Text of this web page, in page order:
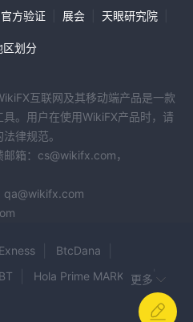
官方验证 展会 天眼研究院
区划分
互联网及其移动端产品是一款
。用户在使用WikiFX产品时，请
律规范。
箱：cs@wikifx.com，
qa@wikifx.com
Exness
BtcDana
Hola Prime MARKETS
更多